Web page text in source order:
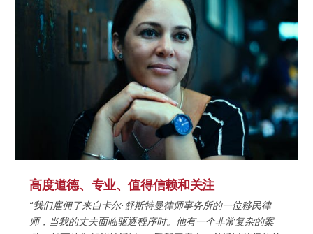
高度道德、专业、值得信赖和关注
“我们雇佣了来自卡尔·舒斯特曼律师事务所的一位移民律
师，当我的丈夫面临驱逐程序时。他有一个非常复杂的案